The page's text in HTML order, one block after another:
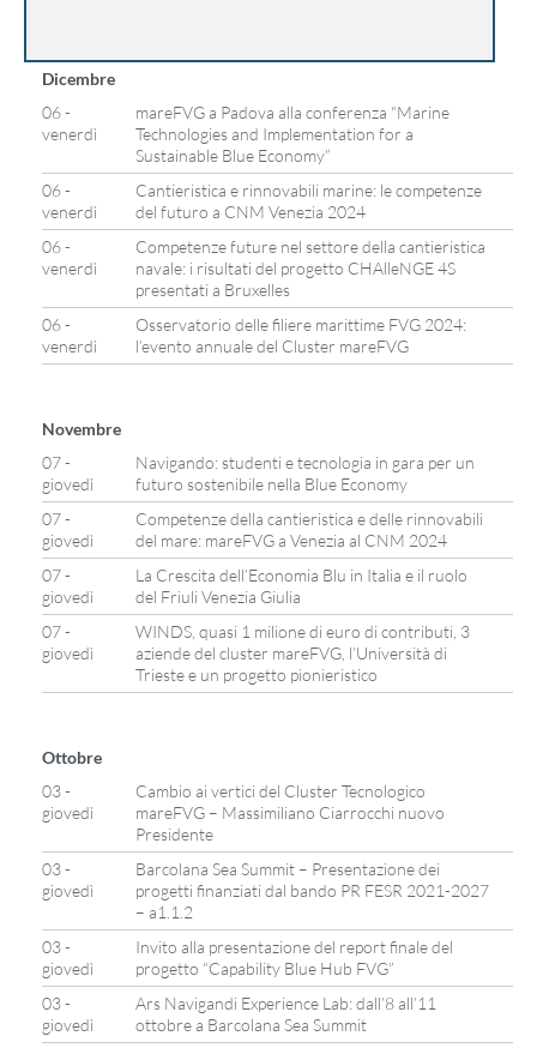
Dicembre
06 -
venerdì
mareFVG a Padova alla conferenza “Marine
Technologies and Implementation for a
Sustainable Blue Economy”
06 -
venerdì
Cantieristica e rinnovabili marine: le competenze
del futuro a CNM Venezia 2024
06 -
venerdì
Competenze future nel settore della cantieristica
navale: i risultati del progetto CHAlleNGE 4S
presentati a Bruxelles
06 -
venerdì
Osservatorio delle filiere marittime FVG 2024:
l’evento annuale del Cluster mareFVG
Novembre
07 -
giovedì
Navigando: studenti e tecnologia in gara per un
futuro sostenibile nella Blue Economy
07 -
giovedì
Competenze della cantieristica e delle rinnovabili
del mare: mareFVG a Venezia al CNM 2024
07 -
giovedì
La Crescita dell’Economia Blu in Italia e il ruolo
del Friuli Venezia Giulia
07 -
giovedì
WINDS, quasi 1 milione di euro di contributi, 3
aziende del cluster mareFVG, l’Università di
Trieste e un progetto pionieristico
Ottobre
03 -
giovedì
Cambio ai vertici del Cluster Tecnologico
mareFVG – Massimiliano Ciarrocchi nuovo
Presidente
03 -
giovedì
Barcolana Sea Summit – Presentazione dei
progetti finanziati dal bando PR FESR 2021-2027
– a1.1.2
03 -
giovedì
Invito alla presentazione del report finale del
progetto “Capability Blue Hub FVG”
03 -
giovedì
Ars Navigandi Experience Lab: dall’8 all’11
ottobre a Barcolana Sea Summit